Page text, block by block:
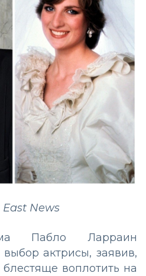
News
Пабло Ларраин
актрисы, заявив,
воплотить на